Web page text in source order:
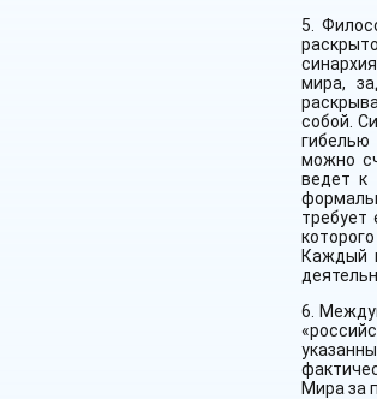
5.
мира,
собой.
гибелью
можно
ведет к
требует
Каждый
6.
Мира за